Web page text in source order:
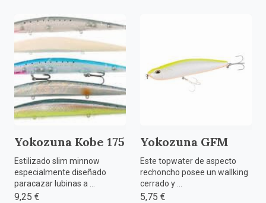
Yokozuna Kobe 175
Estilizado slim minnow
especialmente diseñado
paracazar lubinas a ...
9,25 €
Yokozuna GFM
Este topwater de aspecto
rechoncho posee un wallking
cerrado y ...
5,75 €